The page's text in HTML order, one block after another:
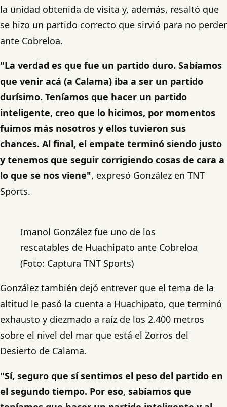
la unidad obtenida de visita y, además, resaltó que
se hizo un partido correcto que sirvió para no perder
ante Cobreloa.
"La verdad es que fue un partido duro. Sabíamos
que venir acá (a Calama) iba a ser un partido
durísimo. Teníamos que hacer un partido
inteligente, creo que lo hicimos, por momentos
fuimos más nosotros y ellos tuvieron sus
chances. Al final, el empate terminó siendo justo
y tenemos que seguir corrigiendo cosas de cara a
lo que se nos viene", expresó González en TNT
Sports.
Imanol González fue uno de los
rescatables de Huachipato ante Cobreloa
(Foto: Captura TNT Sports)
González también dejó entrever que el tema de la
altitud le pasó la cuenta a Huachipato, que terminó
exhausto y diezmado a raíz de los 2.400 metros
sobre el nivel del mar que está el Zorros del
Desierto de Calama.
"Sí, seguro que sí sentimos el peso del partido en
el segundo tiempo. Por eso, sabíamos que